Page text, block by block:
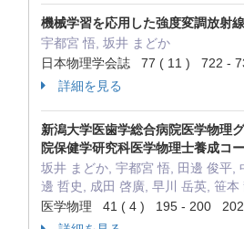
機械学習を応用した強度変調放射
宇都宮 悟, 坂井 まどか
日本物理学会誌 77 ( 11 ) 722 -
詳細を見る
新潟大学医歯学総合病院医学物理
院保健学研究科医学物理士養成コ
坂井 まどか, 宇都宮 悟, 田邊 俊平,
邊 哲史, 成田 啓廣, 早川 岳英, 笹本
医学物理 41 ( 4 ) 195 - 200